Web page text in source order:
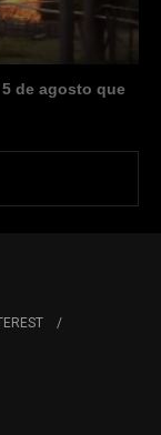
de agosto que